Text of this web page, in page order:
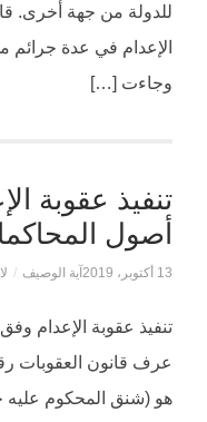
للدولة من جهة أخرى.
الإعدام في عدة
وجاءت […]
تنفيذ عقوبة
أصول
13 أكتوبر، 2019 آية الوصيف /
تنفيذ عقوبة الإعدام
هو (شنق المحكوم عليه